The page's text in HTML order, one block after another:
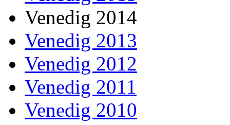
Venedig 2014
Venedig 2013
Venedig 2012
Venedig 2011
Venedig 2010